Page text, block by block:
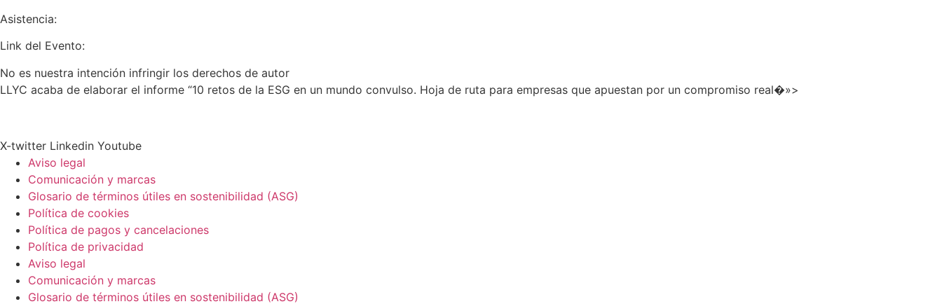
Asistencia:
Link del Evento:
No es nuestra intención infringir los derechos de autor
LLYC acaba de elaborar el informe “10 retos de la ESG en un mundo convulso. Hoja de ruta para empresas que apuestan por un compromiso real�»>
X-twitter Linkedin Youtube
Aviso legal
Comunicación y marcas
Glosario de términos útiles en sostenibilidad (ASG)
Política de cookies
Política de pagos y cancelaciones
Política de privacidad
Aviso legal
Comunicación y marcas
Glosario de términos útiles en sostenibilidad (ASG)